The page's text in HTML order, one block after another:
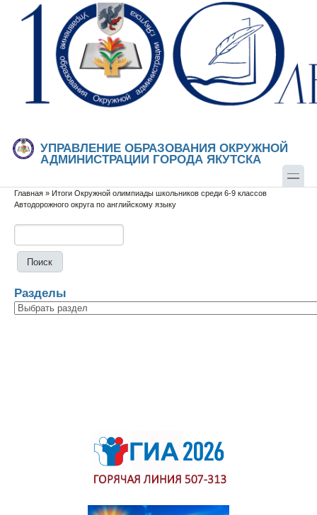
Перейти к основному содержанию
Skip to search
УПРАВЛЕНИЕ ОБРАЗОВАНИЯ ОКРУЖНОЙ
АДМИНИСТРАЦИИ ГОРОДА ЯКУТСКА
Вы здесь
Главная » Итоги Окружной олимпиады школьников среди 6-9 классов
Автодорожного округа по английскому языку
Разделы